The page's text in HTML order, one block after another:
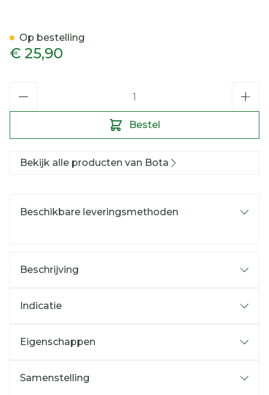
€ 25,90
Bestel
Op bestelling
Bekijk alle producten van Bota
Beschikbare leveringsmethoden
Beschrijving
Indicatie
Eigenschappen
Samenstelling